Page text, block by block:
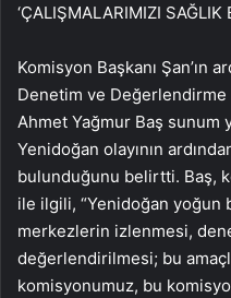
‘ÇALIŞMALARIMIZI SAĞLIK
Komisyon Başkanı Şan’ın
Denetim ve
Ahmet Yağmur Baş sunum
Yenidoğan olayının
bulunduğunu belirtti. Baş,
ile ilgili, “Yenidoğan yoğun
merkezlerin izlenmesi,
değerlendirilmesi; bu
komisyonumuz, bu